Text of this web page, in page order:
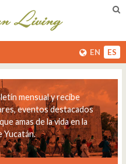
EN ES
mensual y recibe
eventos destacados
amas de la vida en la
Yucatán.